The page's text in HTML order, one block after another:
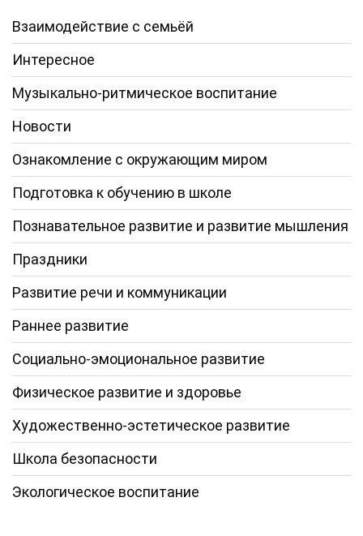
Взаимодействие с семьёй
Интересное
Музыкально-ритмическое воспитание
Новости
Ознакомление с окружающим миром
Подготовка к обучению в школе
Познавательное развитие и развитие мышления
Праздники
Развитие речи и коммуникации
Раннее развитие
Социально-эмоциональное развитие
Физическое развитие и здоровье
Художественно-эстетическое развитие
Школа безопасности
Экологическое воспитание